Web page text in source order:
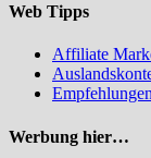
Web Tipps
Affiliate
Werbung hier…